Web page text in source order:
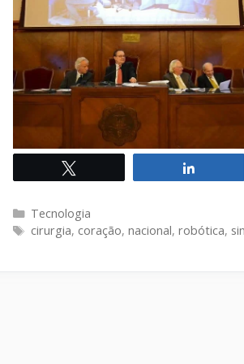
Categorias
Tecnologia
Tags
cirurgia, coração, nacional, robótica,